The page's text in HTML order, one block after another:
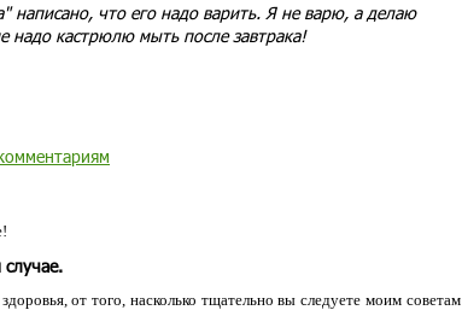
написано, что его надо варить. Я не варю, а делаю
надо кастрюлю мыть после завтрака!
от того, насколько тщательно вы следуете моим советам